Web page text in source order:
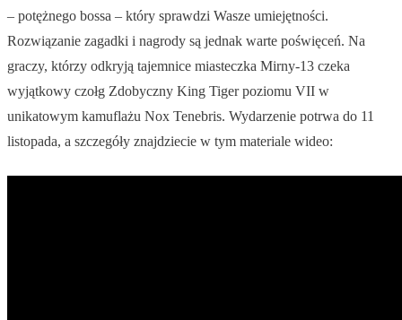
– potężnego bossa – który sprawdzi Wasze umiejętności.
Rozwiązanie zagadki i nagrody są jednak warte poświęceń. Na
graczy, którzy odkryją tajemnice miasteczka Mirny-13 czeka
wyjątkowy czołg Zdobyczny King Tiger poziomu VII w
unikatowym kamuflażu Nox Tenebris. Wydarzenie potrwa do 11
listopada, a szczegóły znajdziecie w tym materiale wideo: